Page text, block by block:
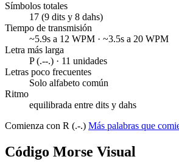
Símbolos totales
17 (9 dits y 8 dahs)
Tiempo de transmisión
~5.9s a 12 WPM · ~3.5s a 20 WPM
Letra más larga
P (.--.) · 11 unidades
Letras poco frecuentes
Solo alfabeto común
Ritmo
equilibrada entre dits y dahs
Comienza con R (.-.) Más palabras que
Código Morse Visual